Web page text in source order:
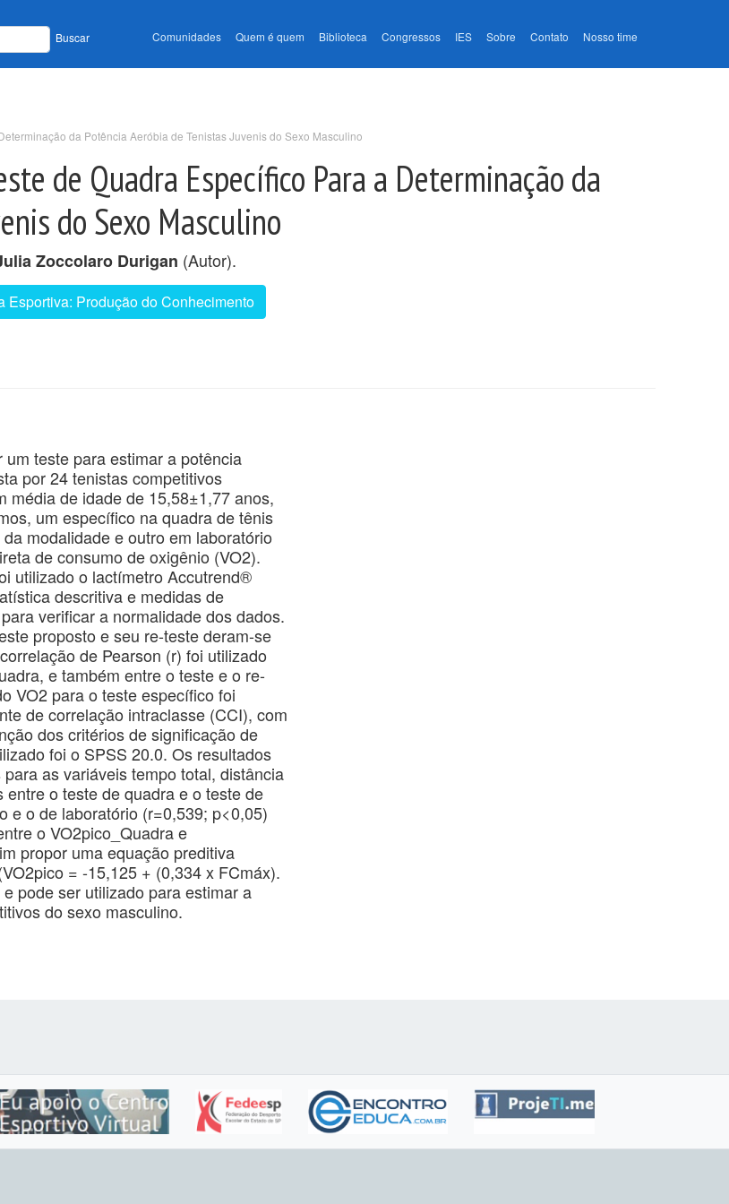
Buscar Comunidades Quem é quem Biblioteca Congressos IES Sobre Contato Nosso time
da Potência Aeróbia de Tenistas Juvenis do Sexo Masculino
de Quadra Específico Para a Determinação da
do Sexo Masculino
Zoccolaro Durigan (Autor).
Esportiva: Produção do Conhecimento
teste para estimar a potência
por 24 tenistas competitivos
média de idade de 15,58±1,77 anos,
um específico na quadra de tênis
modalidade e outro em laboratório
de consumo de oxigênio (VO2).
utilizado o lactímetro Accutrend®
descritiva e medidas de
verificar a normalidade dos dados.
proposto e seu re-teste deram-se
de Pearson (r) foi utilizado
e também entre o teste e o re-
VO2 para o teste específico foi
de correlação intraclasse (CCI), com
dos critérios de significação de
foi o SPSS 20.0. Os resultados
as variáveis tempo total, distância
o teste de quadra e o teste de
e o de laboratório (r=0,539; p<0,05)
o VO2pico_Quadra e
propor uma equação preditiva
= -15,125 + (0,334 x FCmáx).
pode ser utilizado para estimar a
do sexo masculino.